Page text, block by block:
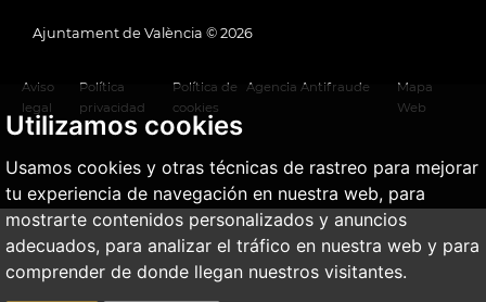
Utilizamos cookies
Usamos cookies y otras técnicas de rastreo para mejorar
tu experiencia de navegación en nuestra web, para
mostrarte contenidos personalizados y anuncios
adecuados, para analizar el tráfico en nuestra web y para
comprender de donde llegan nuestros visitantes.
Ajuntament de València © 2026
Aviso
legal
Política
privacidad
Política de
cookies
Agencia Antifraude
Mapa
Web